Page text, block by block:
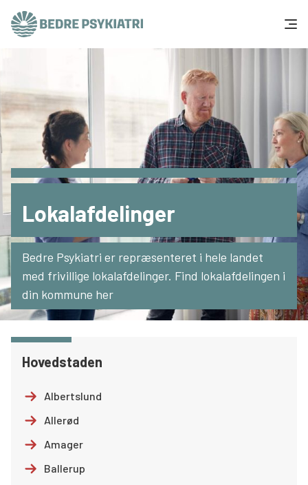
Tal og fakta
Om os
Vær med
Presse og politik
Støt os
Lokalafdelinger
Bedre Psykiatri er repræsenteret i hele landet
med frivillige lokalafdelinger. Find lokalafdelingen i
din kommune her
Hovedstaden
Albertslund
Allerød
Amager
Ballerup